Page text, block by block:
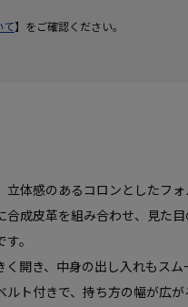
て】をご確認ください。
体感のあるコロンとしたフォ
成皮革を組み合わせ、見た
。
開き、中身の出し入れもスム
ト付きで、持ち方の幅が広が